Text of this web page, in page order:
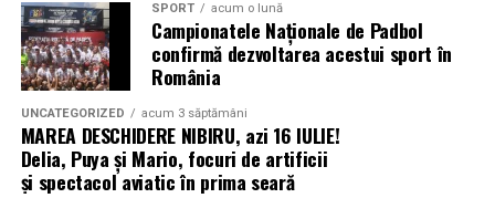
SPORT acum o lună
Campionatele Naționale de Padbol
confirmă dezvoltarea acestui sport în
România
UNCATEGORIZED acum 3 săptămâni
MAREA DESCHIDERE NIBIRU, azi 16 IULIE!
Delia, Puya și Mario, focuri de artificii
și spectacol aviatic în prima seară